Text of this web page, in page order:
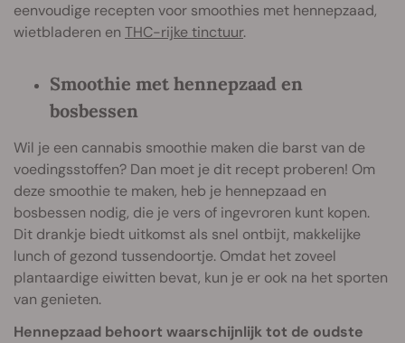
eenvoudige recepten voor smoothies met hennepzaad,
wietbladeren en THC-rijke tinctuur.
Smoothie met hennepzaad en
bosbessen
Wil je een cannabis smoothie maken die barst van de
voedingsstoffen? Dan moet je dit recept proberen! Om
deze smoothie te maken, heb je hennepzaad en
bosbessen nodig, die je vers of ingevroren kunt kopen.
Dit drankje biedt uitkomst als snel ontbijt, makkelijke
lunch of gezond tussendoortje. Omdat het zoveel
plantaardige eiwitten bevat, kun je er ook na het sporten
van genieten.
Hennepzaad behoort waarschijnlijk tot de oudste